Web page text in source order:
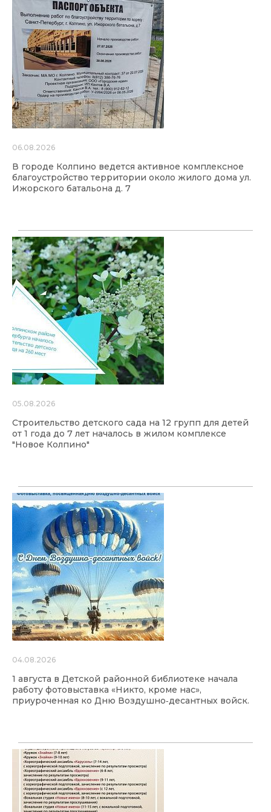
06.08.2026
В городе Колпино ведется активное комплексное
благоустройство территории около жилого дома ул.
Ижорского батальона д. 7
05.08.2026
Строительство детского сада на 12 групп для детей
от 1 года до 7 лет началось в жилом комплексе
"Новое Колпино"
04.08.2026
1 августа в Детской районной библиотеке начала
работу фотовыставка «Никто, кроме нас»,
приуроченная ко Дню Воздушно‑десантных войск.